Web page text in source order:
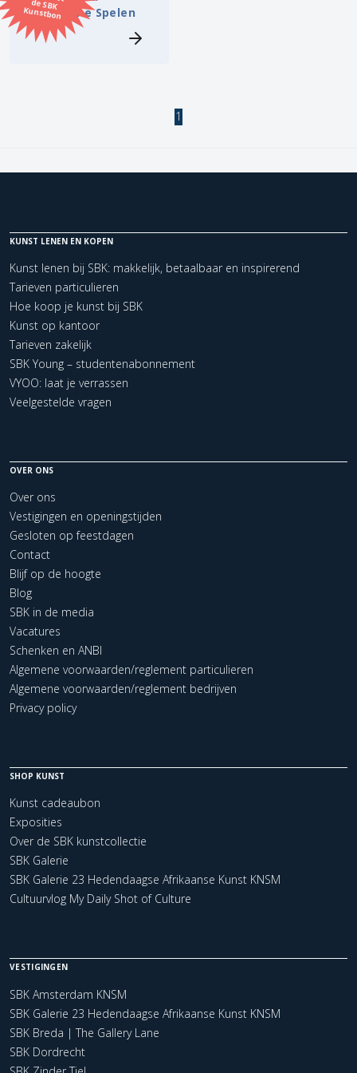
Kunstbon
Kunstenaar
Kleur
Kerncollectie
1 items. Pagina: 1
Olympische Spelen
1
KUNST LENEN EN KOPEN
Kunst lenen bij SBK: makkelijk, betaalbaar en inspirerend
Tarieven particulieren
Hoe koop je kunst bij SBK
Kunst op kantoor
Tarieven zakelijk
SBK Young – studentenabonnement
VYOO: laat je verrassen
Veelgestelde vragen
OVER ONS
Over ons
Vestigingen en openingstijden
Gesloten op feestdagen
Contact
Blijf op de hoogte
Blog
SBK in de media
Vacatures
Schenken en ANBI
Algemene voorwaarden/reglement particulieren
Algemene voorwaarden/reglement bedrijven
Privacy policy
SHOP KUNST
Kunst cadeaubon
Exposities
Over de SBK kunstcollectie
SBK Galerie
SBK Galerie 23 Hedendaagse Afrikaanse Kunst KNSM
Cultuurvlog My Daily Shot of Culture
VESTIGINGEN
SBK Amsterdam KNSM
SBK Galerie 23 Hedendaagse Afrikaanse Kunst KNSM
SBK Breda | The Gallery Lane
SBK Dordrecht